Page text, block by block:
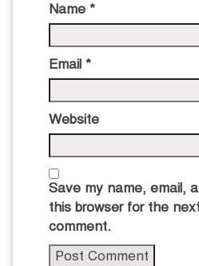
Name *
Email *
Website
Save my name, email,
this browser for the
comment.